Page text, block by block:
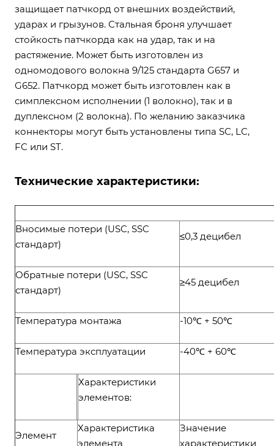
защищает патчкорд от внешних воздействий,
ударах и грызунов. Стальная броня улучшает
стойкость патчкорда как на удар, так и на
растяжение. Может быть изготовлен из
одномодового волокна 9/125 стандарта G657 и
G652. Патчкорд может быть изготовлен как в
симплексном исполнении (1 волокно), так и в
дуплексном (2 волокна). По желанию заказчика
коннекторы могут быть установлены типа SC, LC,
FC или ST.
Технические характеристики:
Вносимые потери (USC, SSC
стандарт)
≤0,3 децибел
Обратные потери (USC, SSC
стандарт)
≥45 децибел
Температура монтажа -10℃ + 50℃
Температура эксплуатации -40℃ + 60℃
Характеристики
элементов:
Элемент
Характеристика
элемента
Значение
характеристики